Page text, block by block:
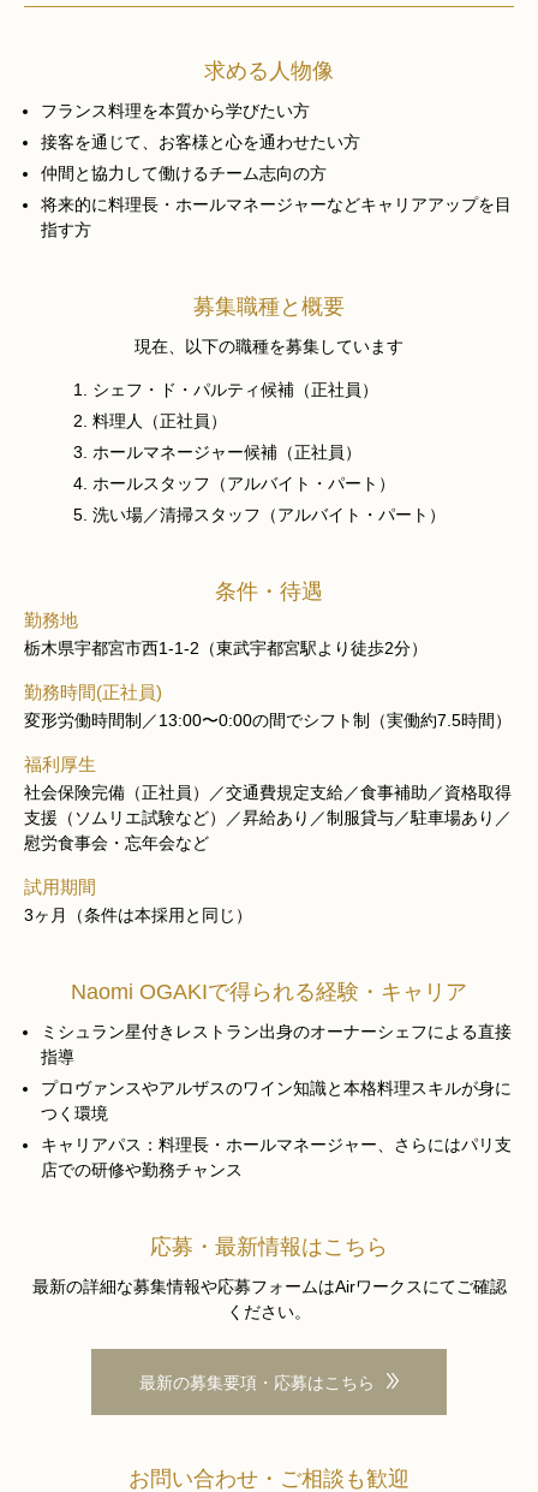
求める人物像
フランス料理を本質から学びたい方
接客を通じて、お客様と心を通わせたい方
仲間と協力して働けるチーム志向の方
将来的に料理長・ホールマネージャーなどキャリアアップを目
指す方
募集職種と概要
現在、以下の職種を募集しています
シェフ・ド・パルティ候補（正社員）
料理人（正社員）
ホールマネージャー候補（正社員）
ホールスタッフ（アルバイト・パート）
洗い場／清掃スタッフ（アルバイト・パート）
条件・待遇
勤務地
栃木県宇都宮市西1-1-2（東武宇都宮駅より徒歩2分）
勤務時間(正社員)
変形労働時間制／13:00〜0:00の間でシフト制（実働約7.5時間）
福利厚生
社会保険完備（正社員）／交通費規定支給／食事補助／資格取得
支援（ソムリエ試験など）／昇給あり／制服貸与／駐車場あり／
慰労食事会・忘年会など
試用期間
3ヶ月（条件は本採用と同じ）
Naomi OGAKIで得られる経験・キャリア
ミシュラン星付きレストラン出身のオーナーシェフによる直接
指導
プロヴァンスやアルザスのワイン知識と本格料理スキルが身に
つく環境
キャリアパス：料理長・ホールマネージャー、さらにはパリ支
店での研修や勤務チャンス
応募・最新情報はこちら
最新の詳細な募集情報や応募フォームはAirワークスにてご確認
ください。
最新の募集要項・応募はこちら
お問い合わせ・ご相談も歓迎